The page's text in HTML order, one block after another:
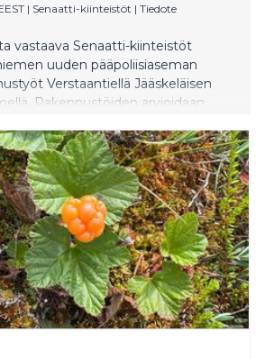
| Senaatti-kiinteistöt | Tiedote
vastaava Senaatti-kiinteistöt
uuden pääpoliisiaseman
Verstaantiellä Jääskeläisen
Rakennustöiden arvioidaan
käyttöön alkuvuonna 2029.